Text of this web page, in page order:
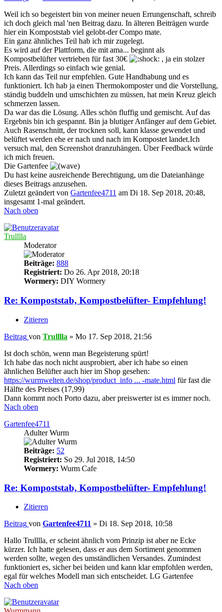
Weil ich so begeistert bin von meiner neuen Errungenschaft, schreib
ich doch gleich mal 'nen Beitrag dazu. In älteren Beiträgen wurde
hier ein Kompoststab viel gelobt-der Compo mate.
Ein ganz ähnliches Teil hab ich mir zugelegt.
Es wird auf der Plattform, die mit ama... beginnt als
Kompostbelüfter vertrieben für fast 30€
, ja ein stolzer
Preis. Allerdings so einfach wie genial.
Ich kann das Teil nur empfehlen. Gute Handhabung und es
funktioniert. Ich hab ja einen Thermokomposter und die Vorstellung,
ständig buddeln und umschichten zu müssen, hat mein Kreuz gleich
schmerzen lassen.
Da war das die Lösung. Alles schön fluffig und gemischt. Auf das
Ergebnis bin ich gespannt. Bin ja blutiger Anfänger auf dem Gebiet.
Auch Rasenschnitt, der trocknen soll, kann klasse gewendet und
belüftet werden ehe er nach und nach im Kompostet landet.Ich
versuch mal, den Screenshot dranzuhängen. Über Feedback würde
ich mich freuen.
Die Gartenfee
Du hast keine ausreichende Berechtigung, um die Dateianhänge
dieses Beitrags anzusehen.
Zuletzt geändert von Gartenfee4711 am Di 18. Sep 2018, 20:48,
insgesamt 1-mal geändert.
Nach oben
Trulllla
Moderator
Beiträge: 888
Registriert: Do 26. Apr 2018, 20:18
Wormery: DIY Wormery
Re: Kompoststab, Kompostbelüfter- Empfehlung!
Zitieren
Beitrag von Trulllla » Mo 17. Sep 2018, 21:56
Ist doch schön, wenn man Begeisterung spürt!
Ich habe das noch nicht ausprobiert, aber ich habe so einen
ähnlichen Belüfter auch hier im Shop gesehen:
https://wurmwelten.de/shop/product_info ... -mate.html für fast die
Hälfte des Preises (17,99)
Dann kommt noch Porto dazu, aber preiswerter ist es immer noch.
Nach oben
Gartenfee4711
Adulter Wurm
Beiträge: 52
Registriert: So 29. Jul 2018, 14:50
Wormery: Wurm Cafe
Re: Kompoststab, Kompostbelüfter- Empfehlung!
Zitieren
Beitrag von Gartenfee4711 » Di 18. Sep 2018, 10:58
Hallo Trulllla, er scheint ähnlich vom Prinzip ist aber ne Ecke
kürzer. Ich hatte gelesen, dass er aus dem Sortiment genommen
werden sollte, wegen des umständlichen Versandes. Zumindest
funktioniert es, sicher bei beiden und kann klar empfohlen werden,
egal für welches Modell man sich entscheidet. LG Gartenfee
Nach oben